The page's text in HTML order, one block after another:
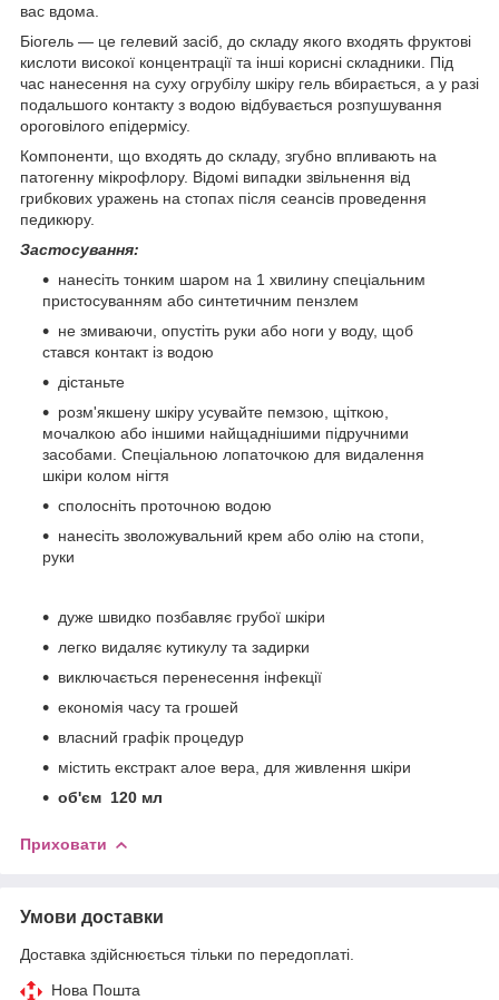
вас вдома.
Біогель — це гелевий засіб, до складу якого входять фруктові
кислоти високої концентрації та інші корисні складники. Під
час нанесення на суху огрубілу шкіру гель вбирається, а у разі
подальшого контакту з водою відбувається розпушування
ороговілого епідермісу.
Компоненти, що входять до складу, згубно впливають на
патогенну мікрофлору. Відомі випадки звільнення від
грибкових уражень на стопах після сеансів проведення
педикюру.
Застосування:
нанесіть тонким шаром на 1 хвилину спеціальним
пристосуванням або синтетичним пензлем
не змиваючи, опустіть руки або ноги у воду, щоб
стався контакт із водою
дістаньте
розм'якшену шкіру усувайте пемзою, щіткою,
мочалкою або іншими найщаднішими підручними
засобами. Спеціальною лопаточкою для видалення
шкіри колом нігтя
сполосніть проточною водою
нанесіть зволожувальний крем або олію на стопи,
руки
дуже швидко позбавляє грубої шкіри
легко видаляє кутикулу та задирки
виключається перенесення інфекції
економія часу та грошей
власний графік процедур
містить екстракт алое вера, для живлення шкіри
об'єм 120 мл
Приховати
Умови доставки
Доставка здійснюється тільки по передоплаті.
Нова Пошта